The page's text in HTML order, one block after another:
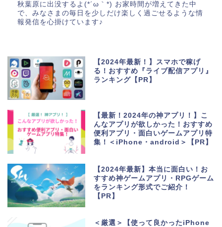
秋葉原に出没するよ(*´ω｀*) お家時間が増えてきた中
で、みなさまの毎日を少しだけ楽しく過ごせるような情
報発信を心掛けています♪
【2024年最新！】スマホで稼げ
る！おすすめ『ライブ配信アプリ』
ランキング【PR】
【最新！2024年の神アプリ！】こ
んなアプリが欲しかった！おすすめ
便利アプリ・面白いゲームアプリ特
集！＜iPhone・android＞【PR】
【2024年最新】本当に面白い！お
すすめ神ゲームアプリ・RPGゲーム
をランキング形式でご紹介！
【PR】
＜厳選＞【使って良かったiPhone